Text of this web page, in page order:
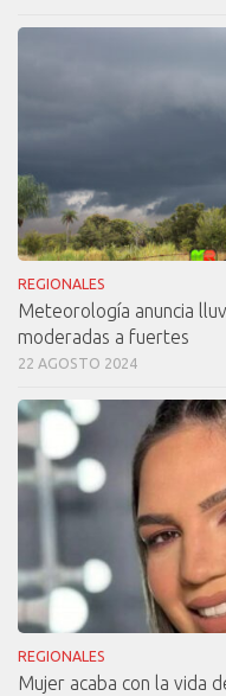
REGIONALES
Meteorología anuncia
moderadas a fuertes
22 AGOSTO 2024
REGIONALES
Mujer acaba con la vida